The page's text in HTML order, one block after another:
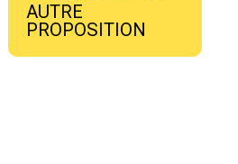
AUTRE
PROPOSITION